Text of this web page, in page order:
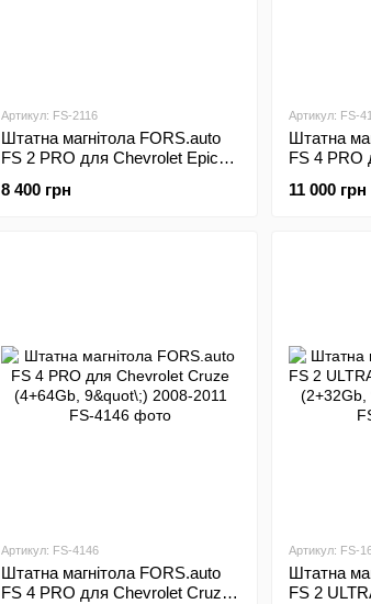
Артикул: FS-2116
Штатна магнітола FORS.auto
FS 2 PRO для Chevrolet Epica
8 400 грн
Артикул: FS-
Штатна
FS 4 PRO
11 000 грн
Артикул: FS-4146
Штатна магнітола FORS.auto
FS 4 PRO для Chevrolet Cruze
Артикул: FS-
Штатна
FS 2